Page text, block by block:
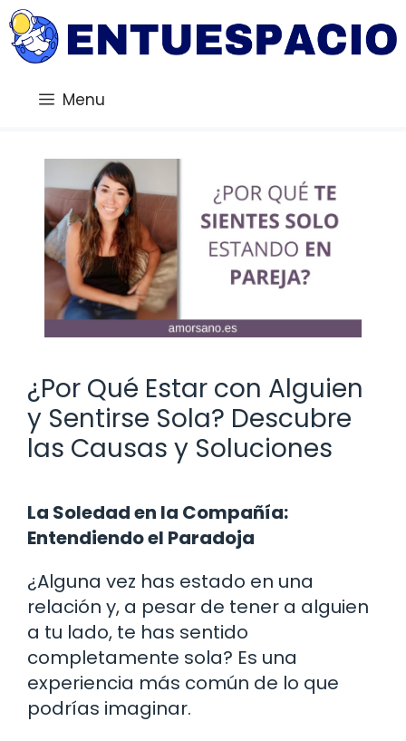
Saltar
al
contenido
Menu
¿Por Qué Estar con Alguien
y Sentirse Sola? Descubre
las Causas y Soluciones
La Soledad en la Compañía:
Entendiendo el Paradoja
¿Alguna vez has estado en una
relación y, a pesar de tener a alguien
a tu lado, te has sentido
completamente sola? Es una
experiencia más común de lo que
podrías imaginar.